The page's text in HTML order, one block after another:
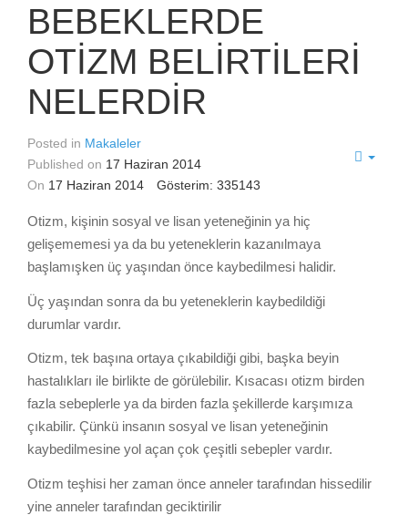
BEBEKLERDE
OTİZM BELİRTİLERİ
NELERDİR
Posted in Makaleler
Published on 17 Haziran 2014
On 17 Haziran 2014 Gösterim: 335143
Otizm, kişinin sosyal ve lisan yeteneğinin ya hiç
gelişememesi ya da bu yeteneklerin kazanılmaya
başlamışken üç yaşından önce kaybedilmesi halidir.
Üç yaşından sonra da bu yeteneklerin kaybedildiği
durumlar vardır.
Otizm, tek başına ortaya çıkabildiği gibi, başka beyin
hastalıkları ile birlikte de görülebilir. Kısacası otizm birden
fazla sebeplerle ya da birden fazla şekillerde karşımıza
çıkabilir. Çünkü insanın sosyal ve lisan yeteneğinin
kaybedilmesine yol açan çok çeşitli sebepler vardır.
Otizm teşhisi her zaman önce anneler tarafından hissedilir
yine anneler tarafından geciktirilir